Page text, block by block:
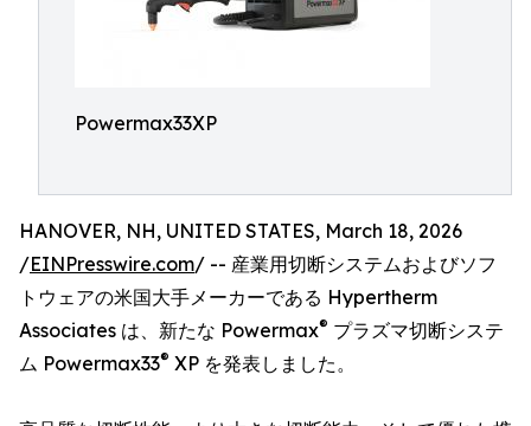
Powermax33XP
HANOVER, NH, UNITED STATES, March 18, 2026
/EINPresswire.com/ -- 産業用切断システムおよびソフ
トウェアの米国大手メーカーである Hypertherm
Associates は、新たな Powermax® プラズマ切断システ
ム Powermax33® XP を発表しました。